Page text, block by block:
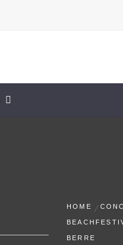
HOME
BERRE